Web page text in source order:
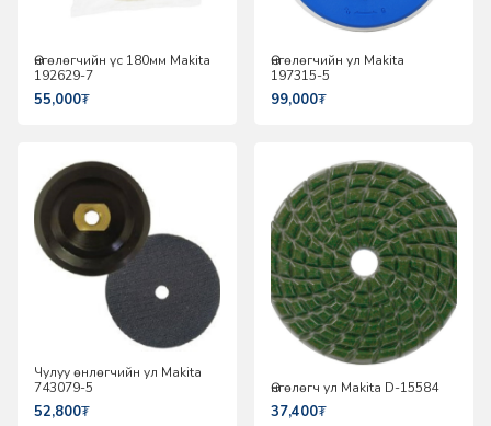
Өнгөлөгчийн үс 180мм Makita
192629-7
55,000₮
Өнгөлөгчийн ул Makita
197315-5
99,000₮
Чулуу өнлөгчийн ул Makita
743079-5
52,800₮
Өнгөлөгч ул Makita D-15584
37,400₮